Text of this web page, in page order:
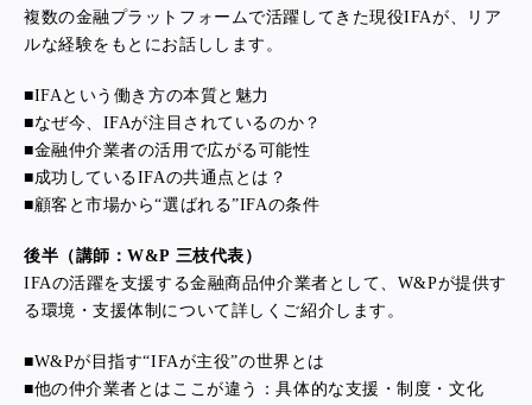
複数の金融プラットフォームで活躍してきた現役IFAが、リア
ルな経験をもとにお話しします。
■IFAという働き方の本質と魅力
■なぜ今、IFAが注目されているのか？
■金融仲介業者の活用で広がる可能性
■成功しているIFAの共通点とは？
■顧客と市場から“選ばれる”IFAの条件
後半（講師：W&P 三枝代表）
IFAの活躍を支援する金融商品仲介業者として、W&Pが提供す
る環境・支援体制について詳しくご紹介します。
■W&Pが目指す“IFAが主役”の世界とは
■他の仲介業者とはここが違う：具体的な支援・制度・文化